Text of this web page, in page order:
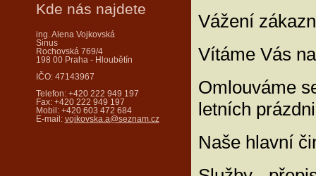
Kde nás najdete
ing. Alena Vojkovská
Sinus
Rochovská 769/4
198 00 Praha - Hloubětín
IČO: 47143967
Telefon: +420 222 949 197
Fax: +420 222 949 197
Mobil: +420 603 472 684
E-mail: vojkovska.a@seznam.cz
Vážení
Vítáme Vás
Omlouváme
letních
Naše hlavní